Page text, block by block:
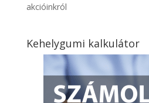
akcióinkról
Kehelygumi kalkulátor